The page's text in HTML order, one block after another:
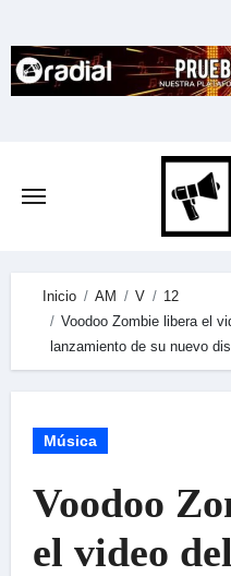
to
content
Inicio AM V
12
Voodoo Zombie libera el
lanzamiento de su nuevo
Música
Voodoo
el video